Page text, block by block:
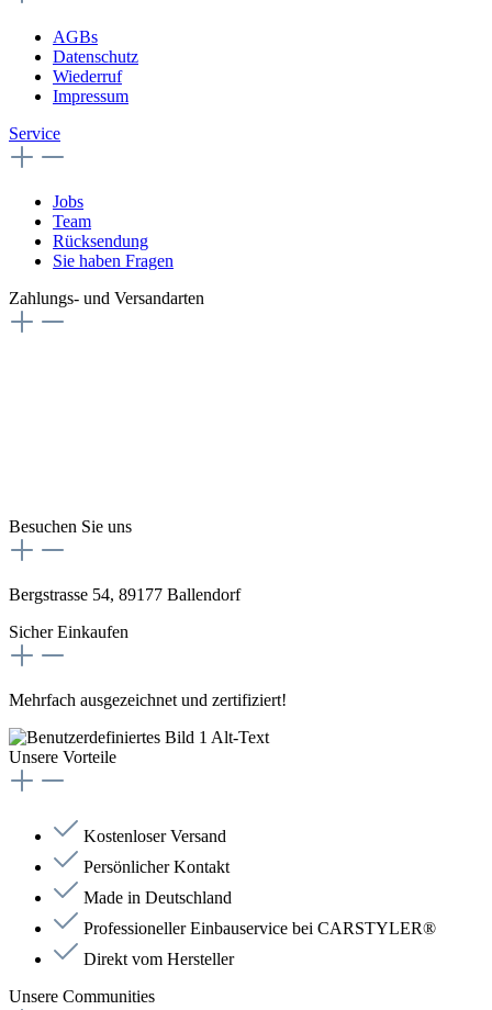
AGBs
Datenschutz
Wiederruf
Impressum
Service
Jobs
Team
Rücksendung
Sie haben Fragen
Zahlungs- und Versandarten
Besuchen Sie uns
Bergstrasse 54, 89177 Ballendorf
Sicher Einkaufen
Mehrfach ausgezeichnet und zertifiziert!
Unsere Vorteile
Kostenloser Versand
Persönlicher Kontakt
Made in Deutschland
Professioneller Einbauservice bei CARSTYLER®
Direkt vom Hersteller
Unsere Communities